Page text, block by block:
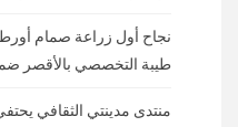
طيبة التخصصي بالأقصر
منتدى مدينتي الثقافي